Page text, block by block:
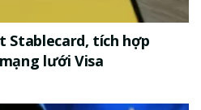
Stablecard, tích hợp
lưới Visa